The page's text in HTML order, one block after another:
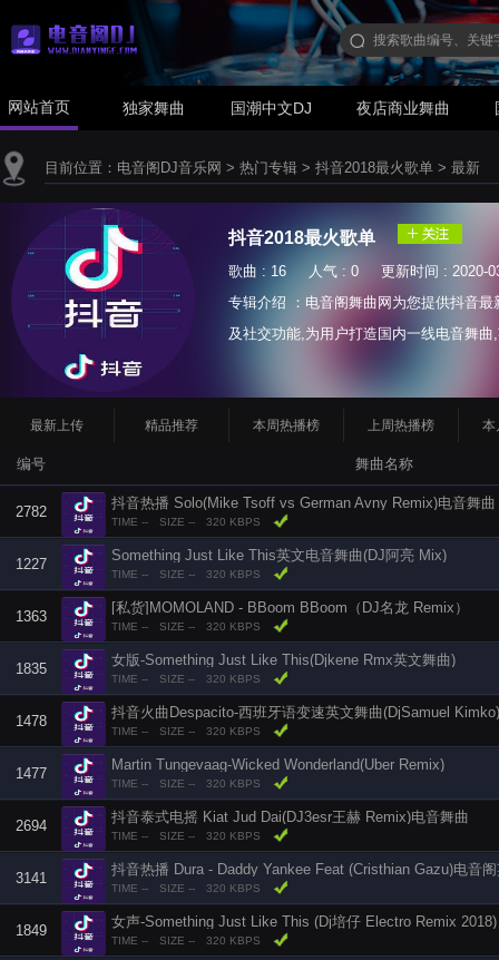
网站首页 独家舞曲 国潮中文DJ 夜店商业舞曲
目前位置： 电音阁DJ音乐网 > 热门专辑 > 抖音2018最火歌单 > 最新
抖音2018最火歌单
歌曲 : 16 人气 : 0 更新时间 : 2020-
专辑介绍 ：电音阁舞曲网为您提供抖音
及社交功能,为用户打造国内一线电音舞
最新上传 精品推荐 本周热播榜 上周热播榜 本
编号 舞曲名称
2782
抖音热播 Solo(Mike Tsoff vs German Avny Remix)电音舞曲
TIME -- SIZE -- 320 KBPS
1227
Something Just Like This英文电音舞曲(DJ阿亮 Mix)
TIME -- SIZE -- 320 KBPS
1363
[私货]MOMOLAND - BBoom BBoom（DJ名龙 Remix）
TIME -- SIZE -- 320 KBPS
1835
女版-Something Just Like This(Djkene Rmx英文舞曲)
TIME -- SIZE -- 320 KBPS
1478
抖音火曲Despacito-西班牙语变速英文舞曲(DjSamuel Kimko)
TIME -- SIZE -- 320 KBPS
1477
Martin Tungevaag-Wicked Wonderland(Uber Remix)
TIME -- SIZE -- 320 KBPS
2694
抖音泰式电摇 Kiat Jud Dai(DJ3esr王赫 Remix)电音舞曲
TIME -- SIZE -- 320 KBPS
3141
抖音热播 Dura - Daddy Yankee Feat (Cristhian Gazu)电音
TIME -- SIZE -- 320 KBPS
1849
女声-Something Just Like This (Dj培仔 Electro Remix 2018)
TIME -- SIZE -- 320 KBPS